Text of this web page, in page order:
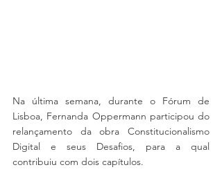
Na última semana, durante o Fórum de
Lisboa, Fernanda Oppermann participou do
relançamento da obra Constitucionalismo
Digital e seus Desafios, para a qual
contribuiu com dois capítulos.